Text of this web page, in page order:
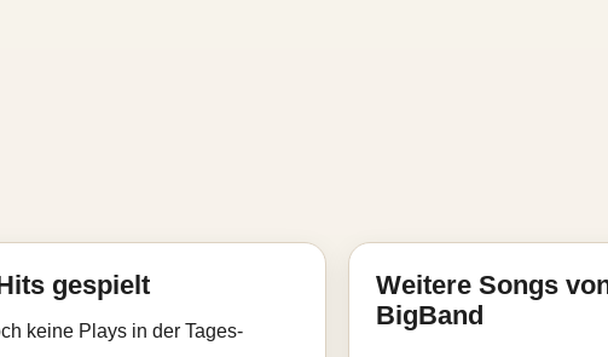
gespielt
keine Plays in der Tages-
Weitere Songs
BigBand